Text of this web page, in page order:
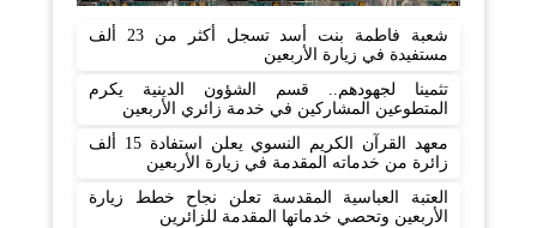
شعبة فاطمة بنت أسد تسجل أكثر من 23 ألف
مستفيدة في زيارة الأربعين
تثمينا لجهودهم.. قسم الشؤون الدينية يكرم
المتطوعين المشاركين في خدمة زائري الأربعين
معهد القرآن الكريم النسوي يعلن استفادة 15 ألف
زائرة من خدماته المقدمة في زيارة الأربعين
العتبة العباسية المقدسة تعلن نجاح خطط زيارة
الأربعين وتحصي خدماتها المقدمة للزائرين